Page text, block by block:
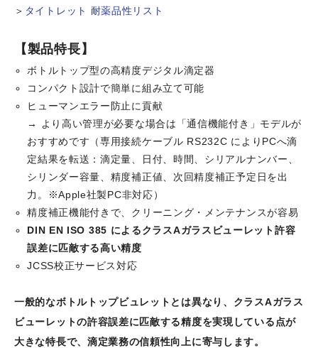
＞ タイトレット 耐薬品性リスト
【製品特長】
ボトルトップ型の高精度デジタル滴定器
コンパクト設計で簡単に組み立て可能
ヒューマンエラー防止に貢献
→ より高い管理が必要な場合は「通信機能付き」モデルが
おすすめです（専用接続ケーブル RS232C によりPCへ滴
定結果を転送：滴定量、日付、時間、シリアルナンバー、
シリンダー容量、精度補正値、次回精度補正予定日を出
力。※Apple社製PC非対応）
精度補正機能付きで、クリーニング・メンテナンスが容易
DIN EN ISO 385 によるクラスAガラスビューレット許容
誤差に匹敵する高い精度
JCSS校正サービス対応
一般的なボトルトップビュレットとは異なり、クラスAガラス
ビューレットの許容誤差に匹敵する精度を実現している点が
大きな特長で、滴定業務の信頼性向上に寄与します。